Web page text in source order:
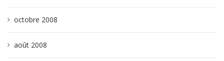
octobre 2008
août 2008